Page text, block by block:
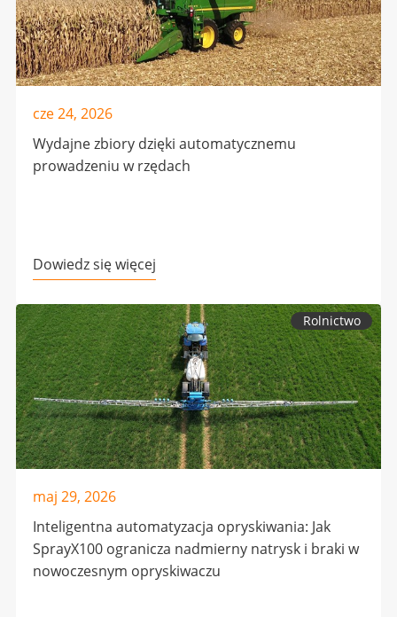
cze 24, 2026
Wydajne zbiory dzięki automatycznemu
prowadzeniu w rzędach
Dowiedz się więcej
Rolnictwo
maj 29, 2026
Inteligentna automatyzacja opryskiwania: Jak
SprayX100 ogranicza nadmierny natrysk i braki w
nowoczesnym opryskiwaczu